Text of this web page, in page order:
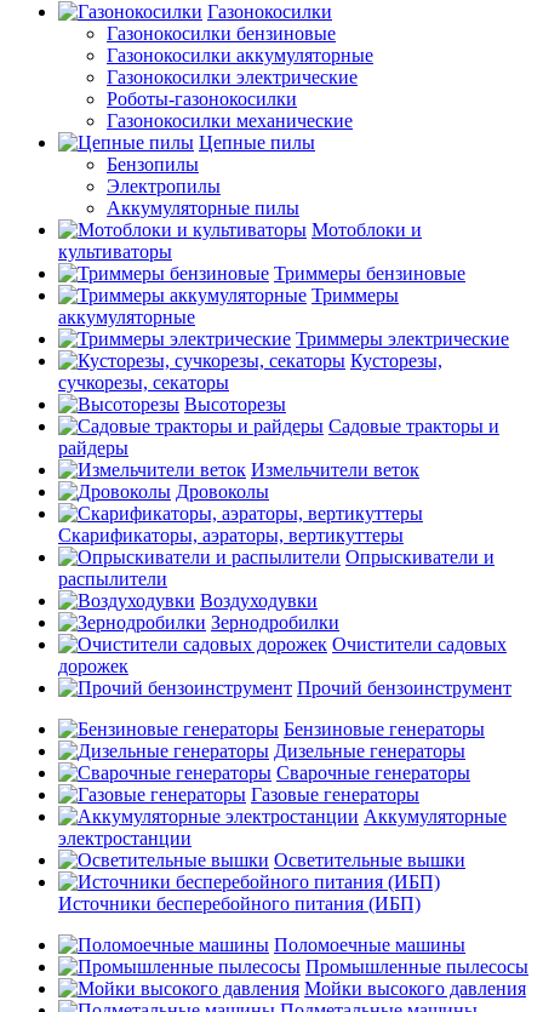
Газонокосилки
Газонокосилки бензиновые
Газонокосилки аккумуляторные
Газонокосилки электрические
Роботы-газонокосилки
Газонокосилки механические
Цепные пилы
Бензопилы
Электропилы
Аккумуляторные пилы
Мотоблоки и
культиваторы
Триммеры бензиновые
Триммеры
аккумуляторные
Триммеры электрические
Кусторезы,
сучкорезы, секаторы
Высоторезы
Садовые тракторы и
райдеры
Измельчители веток
Дровоколы
Скарификаторы, аэраторы, вертикуттеры
Опрыскиватели и
распылители
Воздуходувки
Зернодробилки
Очистители садовых
дорожек
Прочий бензоинструмент
Бензиновые генераторы
Дизельные генераторы
Сварочные генераторы
Газовые генераторы
Аккумуляторные
электростанции
Осветительные вышки
Источники бесперебойного питания (ИБП)
Поломоечные машины
Промышленные пылесосы
Мойки высокого давления